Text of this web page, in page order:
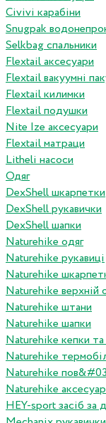
Сivivi карабіни
Snugpak
Selkbag спальники
Flextail аксесуари
Flextail вакуумні
Flextail килимки
Flextail подушки
Nite Ize аксесуари
Flextail матраци
Litheli насоси
Одяг
DexShell шкарпетки
DexShell рукавички
DexShell шапки
Naturehike одяг
Naturehike рукавиці
Naturehike
Naturehike верхній
Naturehike штани
Naturehike шапки
Naturehike кепки та
Naturehike
Naturehike
Naturehike
HEY-sport засіб за